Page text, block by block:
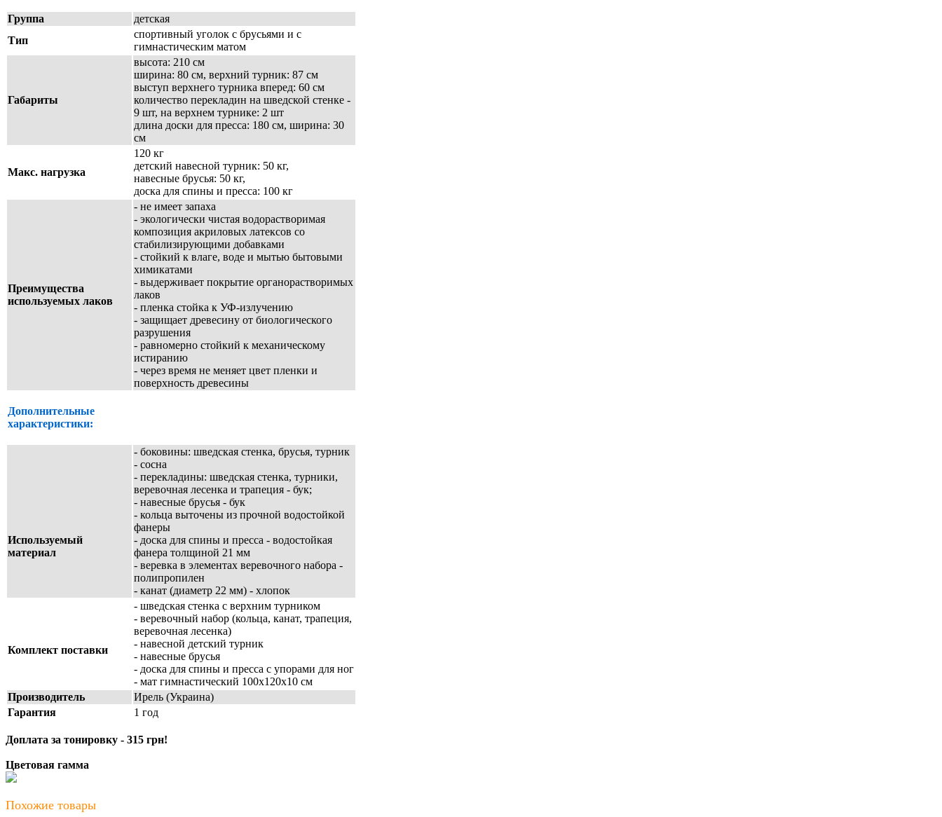
Группа
детская
Тип
спортивный уголок с брусьями и с
гимнастическим матом
Габариты
высота: 210 см
ширина: 80 см, верхний турник: 87 см
выступ верхнего турника вперед: 60 см
количество перекладин на шведской стенке -
9 шт, на верхнем турнике: 2 шт
длина доски для пресса: 180 см, ширина: 30
см
Макс. нагрузка
120 кг
детский навесной турник: 50 кг,
навесные брусья: 50 кг,
доска для спины и пресса: 100 кг
Преимущества
используемых лаков
- не имеет запаха
- экологически чистая водорастворимая
композиция акриловых латексов со
стабилизирующими добавками
- стойкий к влаге, воде и мытью бытовыми
химикатами
- выдерживает покрытие органорастворимых
лаков
- пленка стойка к УФ-излучению
- защищает древесину от биологического
разрушения
- равномерно стойкий к механическому
истиранию
- через время не меняет цвет пленки и
поверхность древесины
Дополнительные
характеристики:
Используемый
материал
- боковины: шведская стенка, брусья, турник
- сосна
- перекладины: шведская стенка, турники,
веревочная лесенка и трапеция - бук;
- навесные брусья - бук
- кольца выточены из прочной водостойкой
фанеры
- доска для спины и пресса - водостойкая
фанера толщиной 21 мм
- веревка в элементах веревочного набора -
полипропилен
- канат (диаметр 22 мм) - хлопок
Комплект поставки
- шведская стенка с верхним турником
- веревочный набор (кольца, канат, трапеция,
веревочная лесенка)
- навесной детский турник
- навесные брусья
- доска для спины и пресса с упорами для ног
- мат гимнастический 100х120х10 см
Производитель
Ирель (Украина)
Гарантия
1 год
Доплата за тонировку - 315 грн!
Цветовая гамма
Похожие товары